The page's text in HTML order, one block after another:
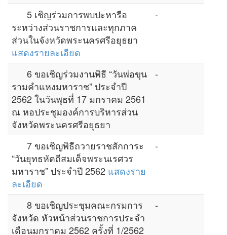
5 เชิญร่วมการพบปะหารือ
ระหว่างส่วนราชการและทุกภาค
ส่วนในจังหวัดพระนครศรีอยุธยา
แสดงรายละเอียด
-
6 ขอเชิญร่วมงานพิธี “วันพ่อขุน
รามคำแหงมหาราช” ประจำปี
2562 ในวันพุธที่ 17 มกราคม 2561
ณ หอประชุมองค์การบริหารส่วน
จังหวัดพระนครศรีอยุธยา
-
7 ขอเชิญพิธีถวายราชสักการะ
“วันยุทธหัตถีสมเด็จพระนเรศวร
มหาราช” ประจำปี 2562 แสดงราย
ละเอียด
-
8 ขอเชิญประชุมคณะกรมการ
จังหวัด หัวหน้าส่วนราชการประจำ
เดือนมกราคม 2562 ครั้งที่ 1/2562
-